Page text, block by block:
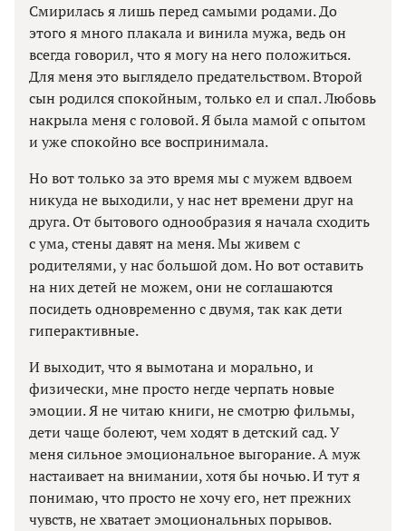
Смирилась я лишь перед самыми родами. До
этого я много плакала и винила мужа, ведь он
всегда говорил, что я могу на него положиться.
Для меня это выглядело предательством. Второй
сын родился спокойным, только ел и спал. Любовь
накрыла меня с головой. Я была мамой с опытом
и уже спокойно все воспринимала.
Но вот только за это время мы с мужем вдвоем
никуда не выходили, у нас нет времени друг на
друга. От бытового однообразия я начала сходить
с ума, стены давят на меня. Мы живем с
родителями, у нас большой дом. Но вот оставить
на них детей не можем, они не соглашаются
посидеть одновременно с двумя, так как дети
гиперактивные.
И выходит, что я вымотана и морально, и
физически, мне просто негде черпать новые
эмоции. Я не читаю книги, не смотрю фильмы,
дети чаще болеют, чем ходят в детский сад. У
меня сильное эмоциональное выгорание. А муж
настаивает на внимании, хотя бы ночью. И тут я
понимаю, что просто не хочу его, нет прежних
чувств, не хватает эмоциональных порывов.